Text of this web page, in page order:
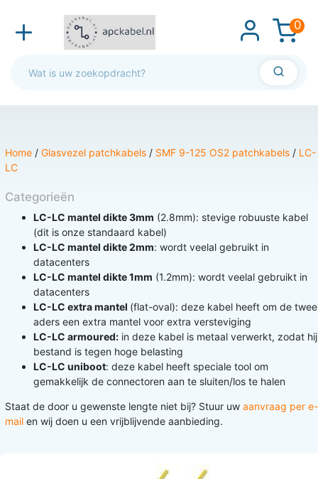
0
Home / Glasvezel patchkabels / SMF 9-125 OS2 patchkabels / LC-
LC
Categorieën
LC-LC mantel dikte 3mm (2.8mm): stevige robuuste kabel
(dit is onze standaard kabel)
LC-LC mantel dikte 2mm: wordt veelal gebruikt in
datacenters
LC-LC mantel dikte 1mm (1.2mm): wordt veelal gebruikt in
datacenters
LC-LC extra mantel (flat-oval): deze kabel heeft om de twee
aders een extra mantel voor extra versteviging
LC-LC armoured: in deze kabel is metaal verwerkt, zodat hij
bestand is tegen hoge belasting
LC-LC uniboot: deze kabel heeft speciale tool om
gemakkelijk de connectoren aan te sluiten/los te halen
Staat de door u gewenste lengte niet bij? Stuur uw aanvraag per e-
mail en wij doen u een vrijblijvende aanbieding.